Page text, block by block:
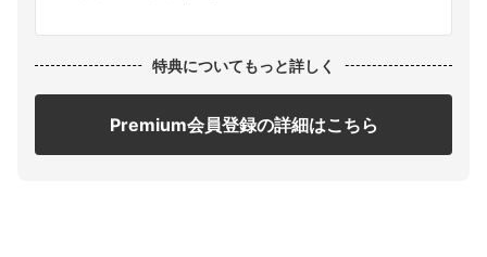
特典についてもっと詳しく
Premium会員登録の詳細はこちら